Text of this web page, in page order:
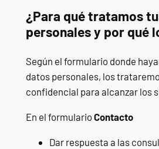
¿Para qué tratamos
personales y por qué
Según el formulario donde
datos personales, los
confidencial para alcanzar los
En el formulario Contacto
Dar respuesta a las